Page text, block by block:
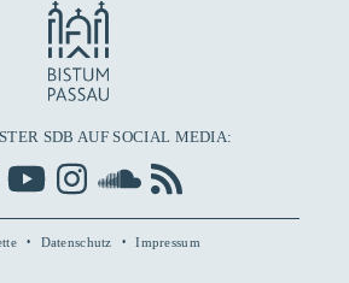
SDB AUF SOCIAL MEDIA:
Datenschutz Impressum